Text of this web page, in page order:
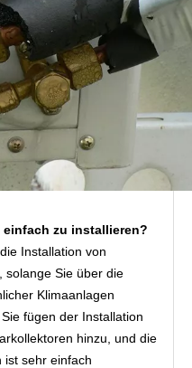
einfach zu installieren?
Installation von
solange Sie über die
Klimaanlagen
fügen der Installation
hinzu, und die
ist sehr einfach